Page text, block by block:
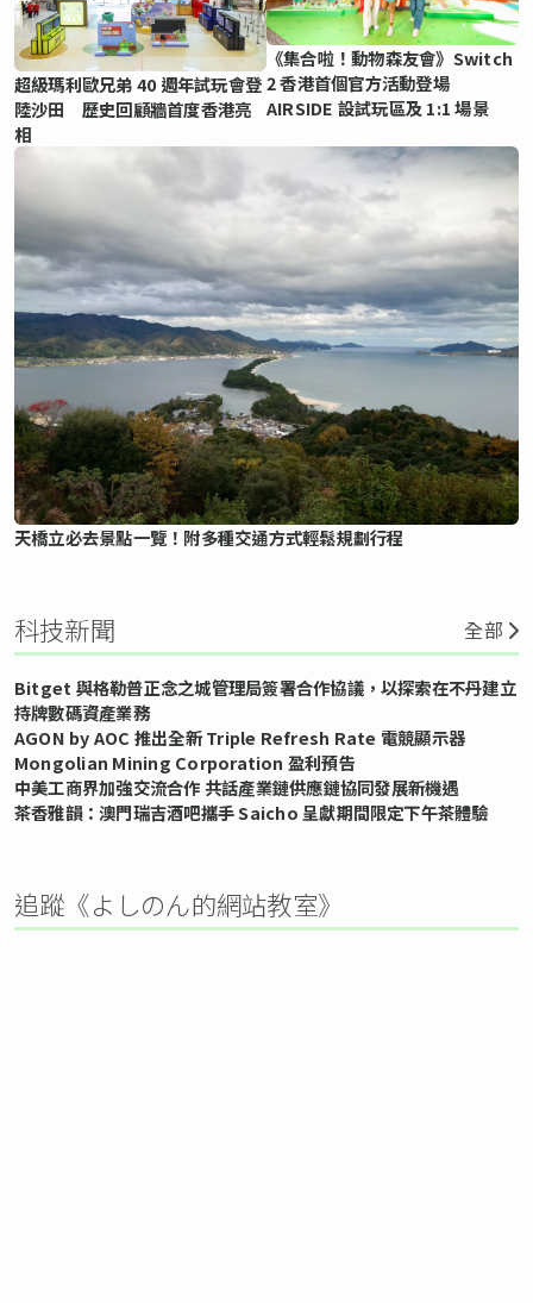
超級瑪利歐兄弟 40 週年試玩會登
陸沙田 歷史回顧牆首度香港亮
相
《集合啦！動物森友會》Switch
2 香港首個官方活動登場
AIRSIDE 設試玩區及 1:1 場景
天橋立必去景點一覽！附多種交通方式輕鬆規劃行程
科技新聞 全部
Bitget 與格勒普正念之城管理局簽署合作協議，以探索在不丹建立
持牌數碼資產業務
AGON by AOC 推出全新 Triple Refresh Rate 電競顯示器
Mongolian Mining Corporation 盈利預告
中美工商界加強交流合作 共話產業鏈供應鏈協同發展新機遇
茶香雅韻：澳門瑞吉酒吧攜手 Saicho 呈獻期間限定下午茶體驗
追蹤《よしのん的網站教室》